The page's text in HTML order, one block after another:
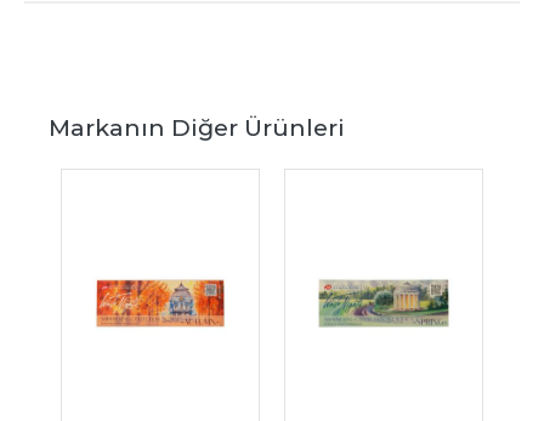
Markanın Diğer Ürünleri